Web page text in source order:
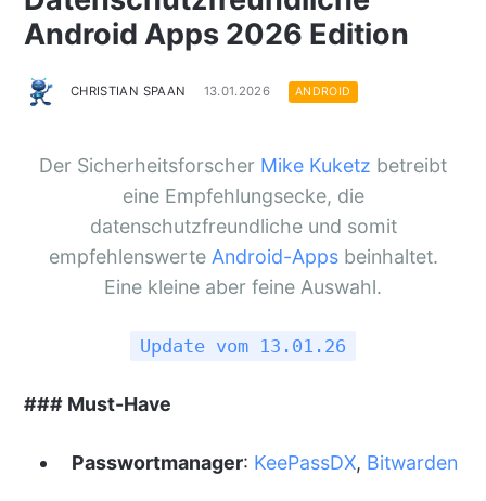
Android Apps 2026 Edition
CHRISTIAN SPAAN 13.01.2026 ANDROID
Der Sicherheitsforscher Mike Kuketz betreibt
eine Empfehlungsecke, die
datenschutzfreundliche und somit
empfehlenswerte Android-Appsbeinhaltet.
Eine kleine aber feine Auswahl.
Update vom 13.01.26
### Must-Have
Passwortmanager: KeePassDX, Bitwarden